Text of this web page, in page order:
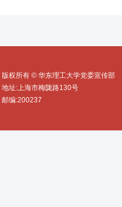
版权所有 © 华东理工大学党委宣传部
地址:上海市梅陇路130号
邮编:200237